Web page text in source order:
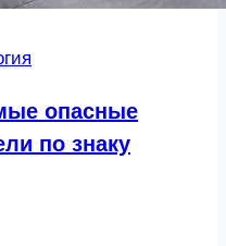
опасные
по знаку